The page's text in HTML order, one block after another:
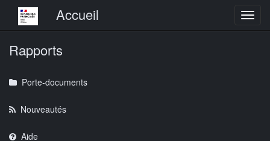
Menu principalAccueil
Rapports
Porte-documents
Nouveautés
Aide